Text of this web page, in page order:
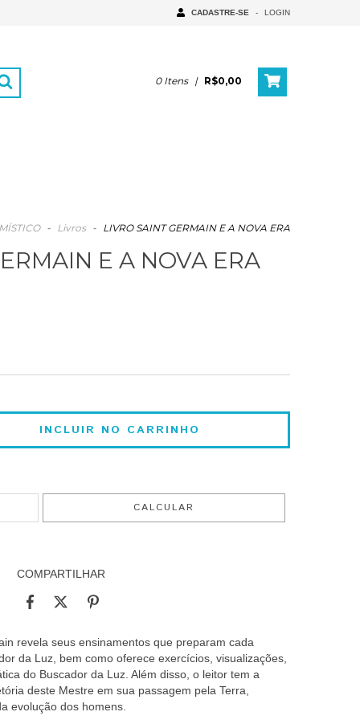
CADASTRE-SE - LOGIN
0 Itens | R$0,00
MÍSTICO - Livros - LIVRO SAINT GERMAIN E A NOVA ERA
E A NOVA ERA
CALCULAR
COMPARTILHAR
revela seus ensinamentos que preparam cada
da Luz, bem como oferece exercícios, visualizações,
do Buscador da Luz. Além disso, o leitor tem a
deste Mestre em sua passagem pela Terra,
evolução dos homens.